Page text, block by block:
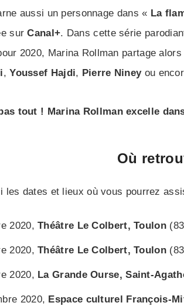
aussi un personnage dans « La
surCanal+. Dans cette série
2020, Marina Rollman partage
,Youssef Hajdi, Pierre Nineyou
tout ! Marina Rollman excelle
Où
les dates et lieux où vous pourrez
2020,Théâtre Le Colbert, Toulon
2020,Théâtre Le Colbert, Toulon
2020, La Grande Ourse, Saint-
2020, Espace culturel François-